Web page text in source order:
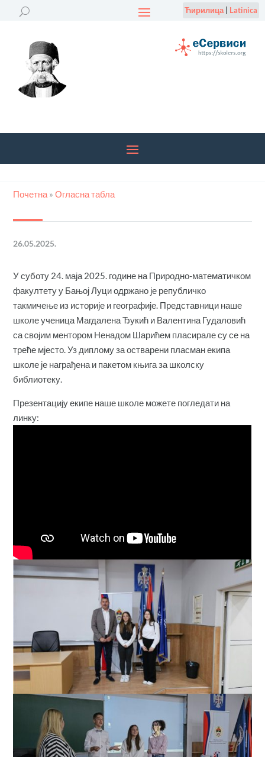
Ћирилица| Latinica
Почетна »Огласна табла
26.05.2025.
У суботу 24. маја 2025. године на Природно-математичком
факултету у Бањој Луци одржано је републичко
такмичење из историје и географије. Представници наше
школе ученица Магдалена Ђукић и Валентина Гудаловић
са својим ментором Ненадом Шарићем пласирале су се на
треће мјесто. Уз диплому за остварени пласман екипа
школе је награђена и пакетом књига за школску
библиотеку.
Презентацију екипе наше школе можете погледати на
линку: